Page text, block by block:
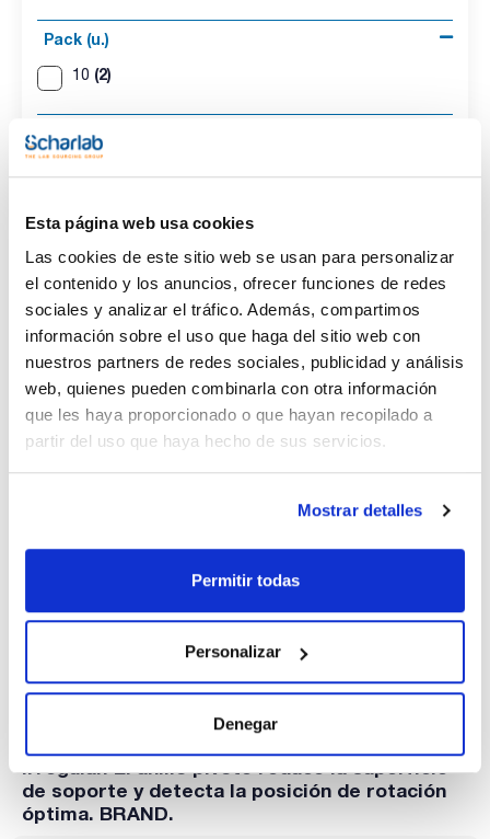
Esta página web usa cookies
Las cookies de este sitio web se usan para personalizar
el contenido y los anuncios, ofrecer funciones de redes
sociales y analizar el tráfico. Además, compartimos
información sobre el uso que haga del sitio web con
nuestros partners de redes sociales, publicidad y análisis
web, quienes pueden combinarla con otra información
que les haya proporcionado o que hayan recopilado a
partir del uso que haya hecho de sus servicios.
Mostrar detalles
Permitir todas
Personalizar
Denegar
Pack (u.)
10 (2)
Diámetro anillo (mm)
Imanes cilíndricos revestidos de PTFE
cónicos. Superficie redonda y lisa. Menor
superficie de soporte debido al aumento del
diámetro en el centro. BRAND.
10
Referencia
Envase
Precio
Ver stock
Imanes octaédricos con anillo pivote.
Revestidos de PTFE. Gran vibración debido a
la superfície angular, incluso a bajas
irregular. El anillo pivote reduce la superfície
de soporte y detecta la posición de rotación
óptima. BRAND.